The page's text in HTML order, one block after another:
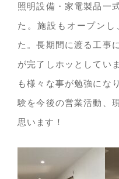
照明設備・家電製品一
た。施設もオープン
た。長期間に渡る工事
が完了しホッとしてい
も様々な事が勉強にな
験を今後の営業活動、
思います！